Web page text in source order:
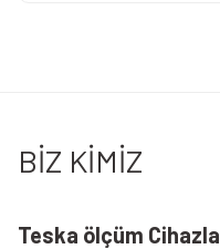
Ürün bilgilerinde
BİZ KİMİZ
Teska ölçüm